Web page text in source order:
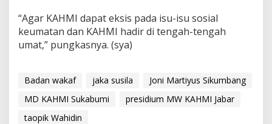
“Agar KAHMI dapat eksis pada isu-isu sosial
keumatan dan KAHMI hadir di tengah-tengah
umat,” pungkasnya. (sya)
Badan wakaf jaka susila
Joni Martiyus Sikumbang
MD KAHMI Sukabumi
presidium MW KAHMI Jabar
taopik Wahidin